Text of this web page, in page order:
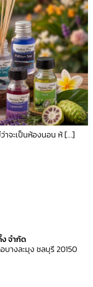
าจะเป็นห้องนอน ห้ […]
จำกัด
บางละมุง ชลบุรี 20150